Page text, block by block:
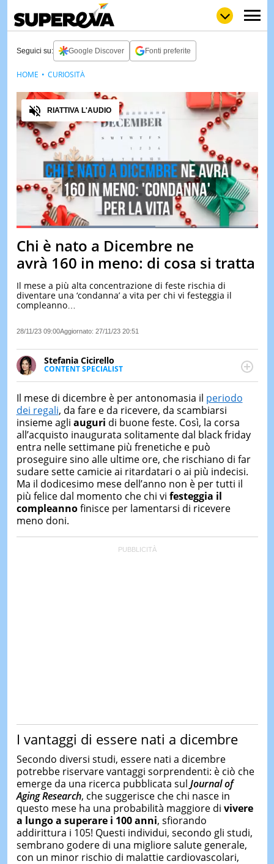
LOLGULP
LOVE
WOW
NEWS
STORIE
& TV
QUIZ
TEST
&
DI
IERI
Seguici su: Google Discover Fonti preferite
Pause Unmute
Loaded:57.47%
Audio
RIATTIVA L'AUDIO
Chi è nato a Dicembre ne
avrà 160 in meno: di cosa si tratta
Il mese a più alta concentrazione di feste rischia di
diventare una ‘condanna’ a vita per chi vi festeggia il
compleanno…
28/11/23 09:00Aggiornato: 27/11/23 20:51
Stefania Cicirello
CONTENT SPECIALIST
Content writer, video editor e fotografa, ha
conseguito un Master in Digital & Social Media
Marketing. Scrive articoli in ottica SEO e realizza
contenuti per social media, con focus su Costume &
Società, Moda e Bellezza.
HOME CURIOSITÀ
Il mese di dicembre è per antonomasia il periodo
dei regali, da fare e da ricevere, da scambiarsi
insieme agli auguri di buone feste. Così, la corsa
all’acquisto inaugurata solitamente dal black friday
entra nelle settimane più frenetiche e può
proseguire sino alle ultime ore, che rischiano di far
sudare sette camicie ai ritardatari o ai più indecisi.
Ma il dodicesimo mese dell’anno non è per tutti il
più felice dal momento che chi vi festeggia il
compleannofinisce per lamentarsi di ricevere
meno doni.
I vantaggi di essere nati a dicembre
Secondo diversi studi, essere nati a dicembre
potrebbe riservare vantaggi sorprendenti: è ciò che
emerge da una ricerca pubblicata sul Journal of
Aging Research, che suggerisce che chi nasce in
questo mese ha una probabilità maggiore di vivere
a lungo a superare i 100 anni, sfiorando
addirittura i 105! Questi individui, secondo gli studi,
sembrano godere di una migliore salute generale,
con un minor rischio di malattie cardiovascolari,